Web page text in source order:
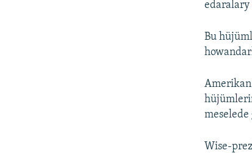
edaralary
Bu
Wise-